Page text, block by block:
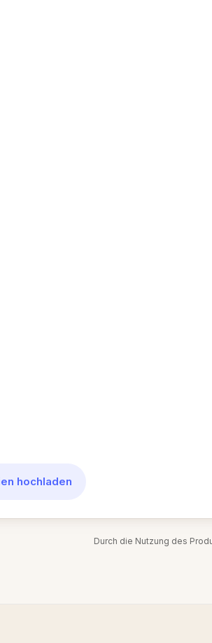
hochladen
Durch die Nutzung des